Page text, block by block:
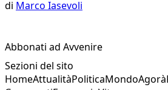
di Marco Iasevoli
Abbonati ad Avvenire
Sezioni del sito
HomeAttualitàPoliticaMondoAgorà